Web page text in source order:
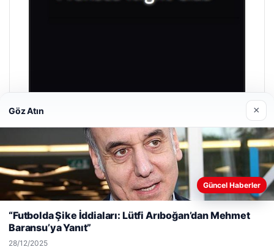
Prenses Night Club
29/04/2026
© 2026 Dikey Haber
Web sitemizi nasıl kullandığınızı daha iyi anlayabilmek,
kullanıyoruz.Çerez Politikamız
Reddet
Göz Atın ×
Güncel Haberler
“Futbolda Şike İddiaları: Lütfi Arıboğan’dan Mehmet
Baransu’ya Yanıt”
28/12/2025